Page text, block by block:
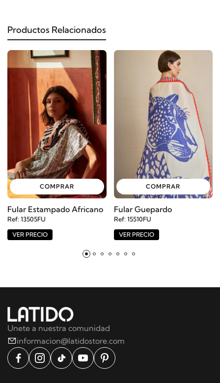
Productos Relacionados
COMPRAR
Fular Estampado Africano
Ref: 13505FU
VER PRECIO
COMPRAR
Fular Guepardo
Ref: 15510FU
VER PRECIO
Unete a nuestra comunidad
informacion@latidostore.com